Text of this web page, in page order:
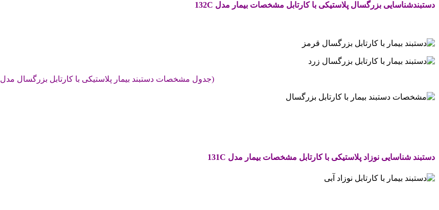
دستبندشناسایی بزرگسال پلاستیکی با کارتابل مشخصات بیمار مدل 132C
(جدول مشخصات دستبند بیمار پلاستیکی با کارتابل بزرگسال مدل 132C)
دستبند شناسایی نوزاد پلاستیکی با کارتابل مشخصات بیمار مدل 131C